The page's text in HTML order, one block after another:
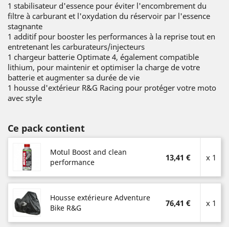
1 stabilisateur d'essence pour éviter l'encombrement du
filtre à carburant et l'oxydation du réservoir par l'essence
stagnante
1 additif pour booster les performances à la reprise tout en
entretenant les carburateurs/injecteurs
1 chargeur batterie Optimate 4, également compatible
lithium, pour maintenir et optimiser la charge de votre
batterie et augmenter sa durée de vie
1 housse d'extérieur R&G Racing pour protéger votre moto
avec style
Ce pack contient
Motul Boost and clean
performance
13,41 € x 1
Housse extérieure Adventure
Bike R&G
76,41 € x 1